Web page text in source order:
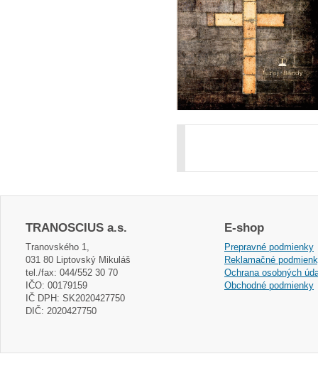
TRANOSCIUS a.s.
Tranovského 1,
031 80 Liptovský Mikuláš
tel./fax: 044/552 30 70
IČO: 00179159
IČ DPH: SK2020427750
DIČ: 2020427750
E-shop
Prepravné podmienky
Reklamačné
Ochrana osobných
Obchodné podmienky